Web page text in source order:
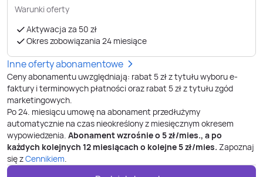
Warunki oferty
Aktywacja za 50 zł
Okres zobowiązania 24 miesiące
Inne oferty abonamentowe
Ceny abonamentu uwzględniają: rabat 5 zł z tytułu wyboru e-
faktury i terminowych płatności oraz rabat 5 zł z tytułu zgód
marketingowych.
Po24. miesiącu umowę na abonament przedłużymy
automatycznie na czas nieokreślony z miesięcznym okresem
wypowiedzenia. Abonament wzrośnie o 5zł/mies., a po
każdych kolejnych 12 miesiącach o kolejne5zł/mies. Zapoznaj
się zCennikiem.